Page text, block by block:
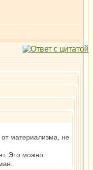
материализма, не
Это можно